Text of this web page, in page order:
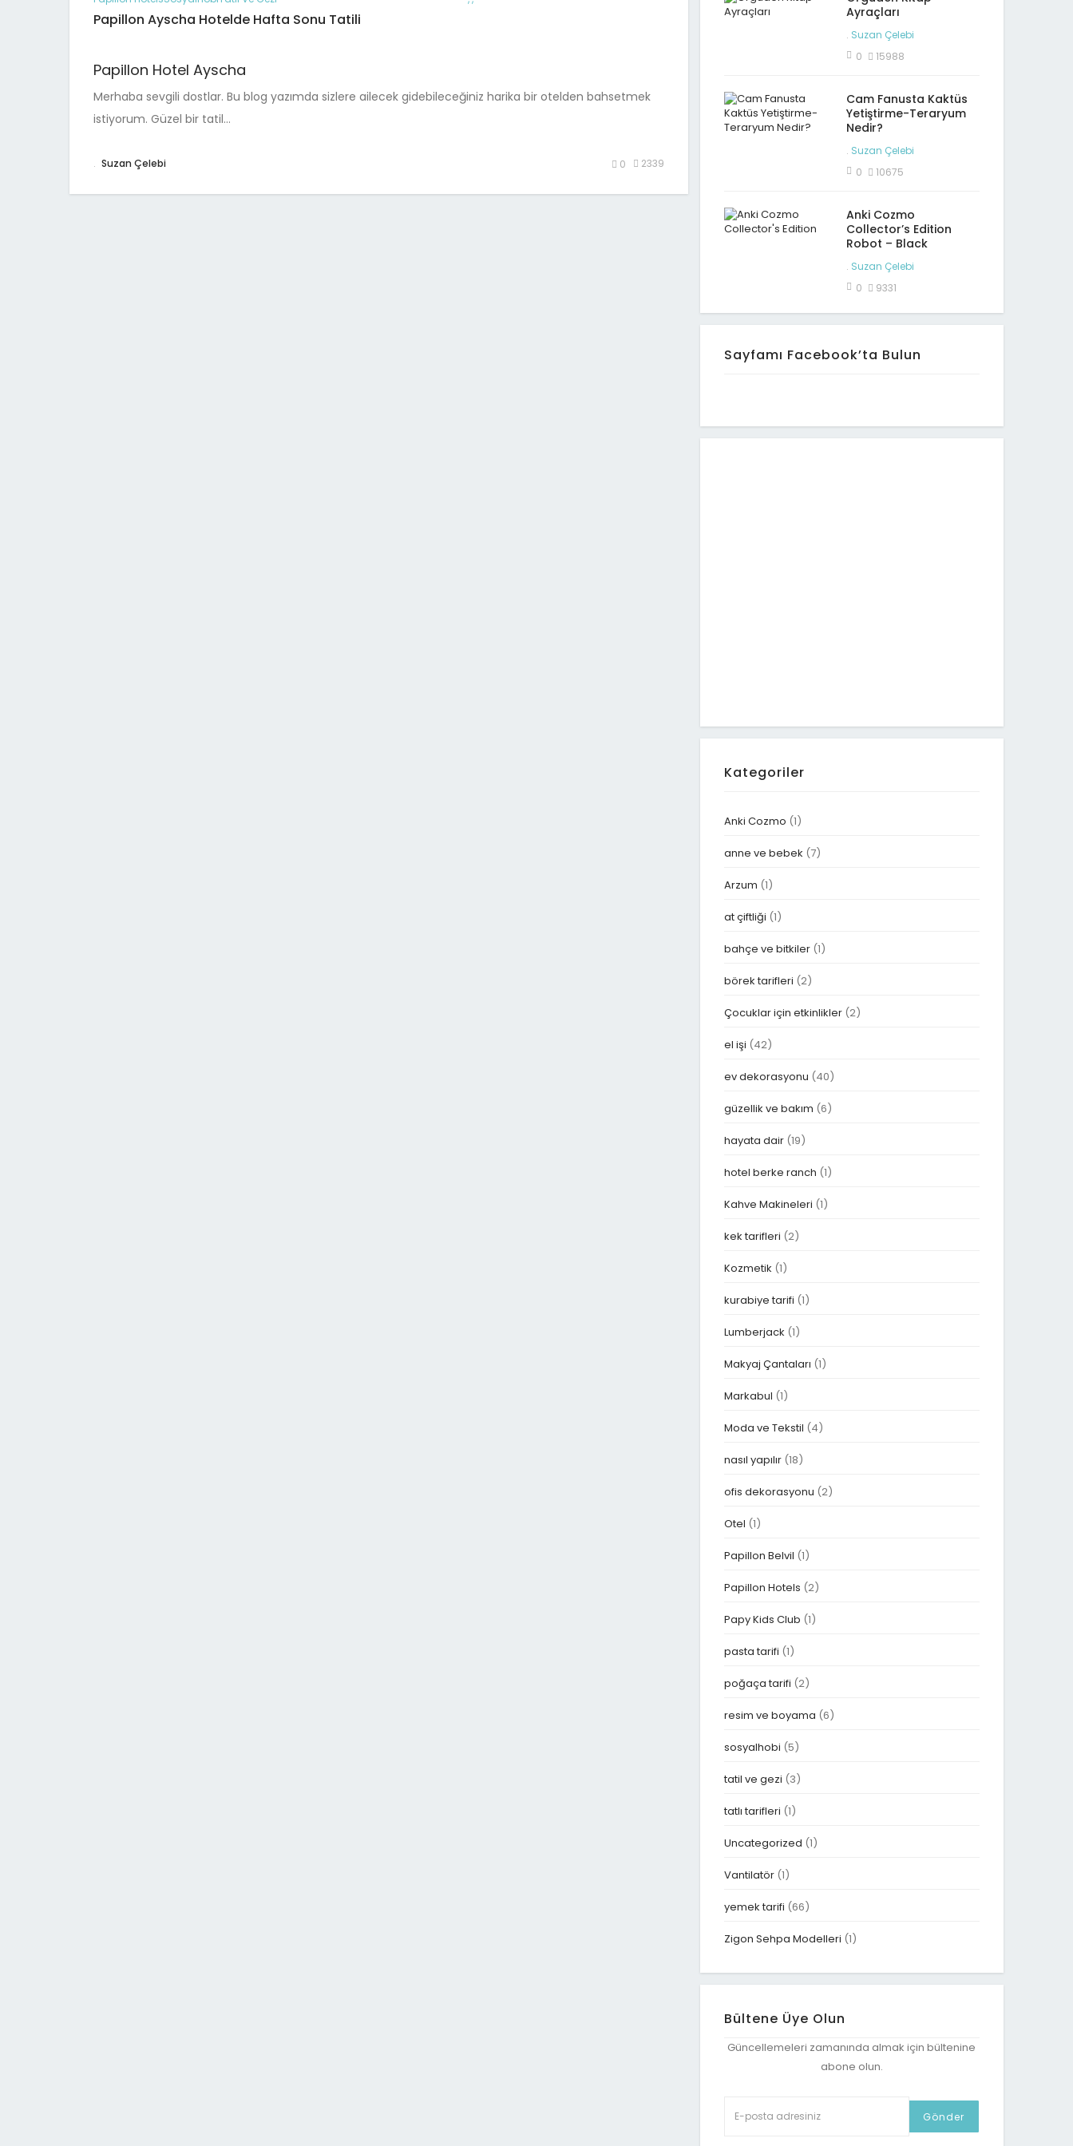
Papillon Ayscha Hotelde Hafta Sonu Tatili
Papillon Hotel Ayscha
Merhaba sevgili dostlar. Bu blog yazımda sizlere ailecek gidebileceğiniz harika bir otelden bahsetmek
istiyorum. Güzel bir tatil…
. Suzan Çelebi 0 2339
Ayraçları
. Suzan Çelebi
0
15988
Cam Fanusta Kaktüs
Yetiştirme-Teraryum
Nedir?
. Suzan Çelebi
0
10675
Anki Cozmo
Collector’s Edition
Robot – Black
. Suzan Çelebi
0
9331
Sayfamı Facebook’ta Bulun
Kategoriler
Anki Cozmo (1)
anne ve bebek (7)
Arzum (1)
at çiftliği (1)
bahçe ve bitkiler (1)
börek tarifleri (2)
Çocuklar için etkinlikler (2)
el işi (42)
ev dekorasyonu (40)
güzellik ve bakım (6)
hayata dair (19)
hotel berke ranch (1)
Kahve Makineleri (1)
kek tarifleri (2)
Kozmetik (1)
kurabiye tarifi (1)
Lumberjack (1)
Makyaj Çantaları (1)
Markabul (1)
Moda ve Tekstil (4)
nasıl yapılır (18)
ofis dekorasyonu (2)
Otel (1)
Papillon Belvil (1)
Papillon Hotels (2)
Papy Kids Club (1)
pasta tarifi (1)
poğaça tarifi (2)
resim ve boyama (6)
sosyalhobi (5)
tatil ve gezi (3)
tatlı tarifleri (1)
Uncategorized (1)
Vantilatör (1)
yemek tarifi (66)
Zigon Sehpa Modelleri (1)
Bültene Üye Olun
Güncellemeleri zamanında almak için bültenine
abone olun.